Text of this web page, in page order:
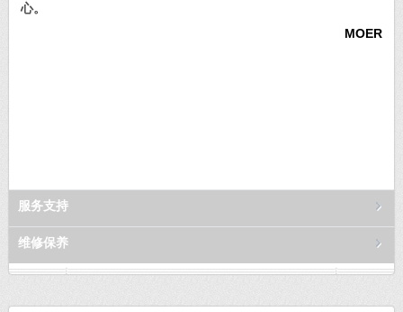
心。
MOER
服务支持
维修保养